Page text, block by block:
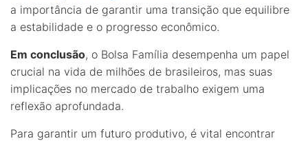
a importância de garantir uma transição que equilibre
a estabilidade e o progresso econômico.
Em conclusão, o Bolsa Família desempenha um papel
crucial na vida de milhões de brasileiros, mas suas
implicações no mercado de trabalho exigem uma
reflexão aprofundada.
Para garantir um futuro produtivo, é vital encontrar